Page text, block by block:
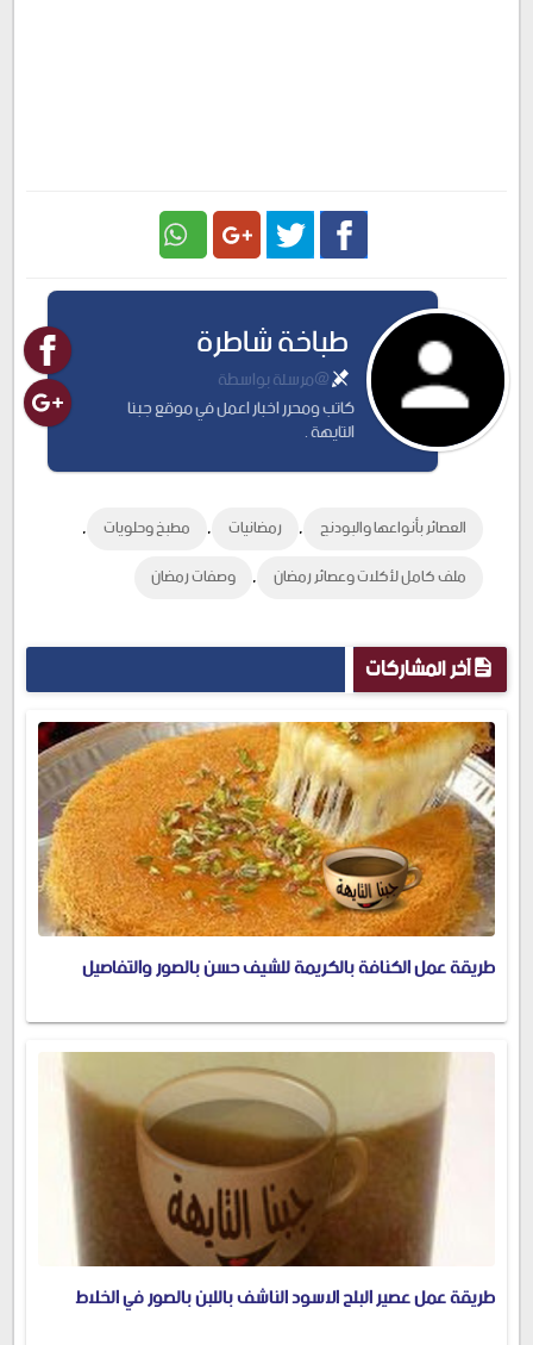
Plus
طباخة شاطرة
@مرسلة بواسطة
كاتب ومحرر اخبار اعمل في موقع جبنا
التايهة .
العصائر بأنواعها والبودنج , رمضانيات , مطبخ وحلويات ,
ملف كامل لأكلات وعصائر رمضان , وصفات رمضان
آخر المشاركات
طريقة عمل الكنافة بالكريمة للشيف حسن بالصور والتفاصيل
طريقة عمل عصير البلح الاسود الناشف باللبن بالصور في الخلاط